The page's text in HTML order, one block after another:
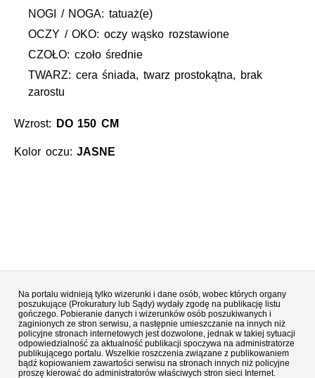
NOGI / NOGA: tatuaż(e)
OCZY / OKO: oczy wąsko rozstawione
CZOŁO: czoło średnie
TWARZ: cera śniada, twarz prostokątna, brak
zarostu
Wzrost: DO 150 CM
Kolor oczu:JASNE
Na portalu widnieją tylko wizerunki i dane osób, wobec których organy
poszukujące (Prokuratury lub Sądy) wydały zgodę na publikację listu
gończego. Pobieranie danych i wizerunków osób poszukiwanych i
zaginionych ze stron serwisu, a następnie umieszczanie na innych niż
policyjne stronach internetowych jest dozwolone, jednak w takiej sytuacji
odpowiedzialność za aktualność publikacji spoczywa na administratorze
publikującego portalu. Wszelkie roszczenia związane z publikowaniem
bądź kopiowaniem zawartości serwisu na stronach innych niż policyjne
proszę kierować do administratorów właściwych stron sieci Internet.